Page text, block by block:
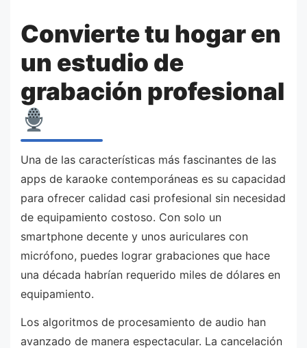
Convierte tu hogar en
un estudio de
grabación profesional
Una de las características más fascinantes de las
apps de karaoke contemporáneas es su capacidad
para ofrecer calidad casi profesional sin necesidad
de equipamiento costoso. Con solo un
smartphone decente y unos auriculares con
micrófono, puedes lograr grabaciones que hace
una década habrían requerido miles de dólares en
equipamiento.
Los algoritmos de procesamiento de audio han
avanzado de manera espectacular. La cancelación